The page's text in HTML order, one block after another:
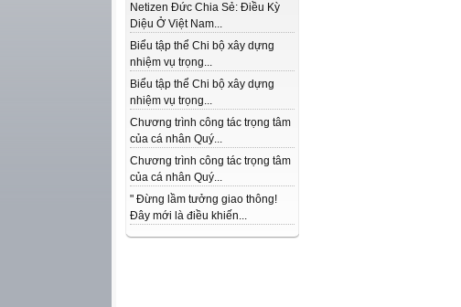
Netizen Đức Chia Sẻ: Điều Kỳ
Diệu Ở Việt Nam...
Biểu tập thể Chi bộ xây dựng
nhiệm vụ trọng...
Biểu tập thể Chi bộ xây dựng
nhiệm vụ trọng...
Chương trình công tác trọng tâm
của cá nhân Quý...
Chương trình công tác trọng tâm
của cá nhân Quý...
" Đừng lầm tưởng giao thông!
Đây mới là điều khiến...